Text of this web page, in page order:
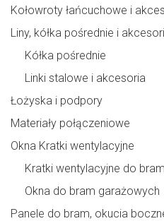
Kołowroty łańcuchowe i
Liny, kółka pośrednie i
Kółka pośrednie
Linki stalowe i akcesoria
Łożyska i podpory
Materiały połączeniowe
Okna Kratki wentylacyjne
Kratki wentylacyjne do
Okna do bram garażowych
Panele do bram, okucia